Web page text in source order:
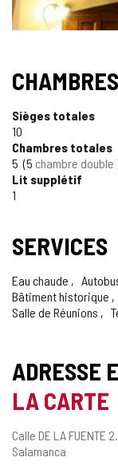
Sièges totales
10
Chambres totales
5 5 chambre double
Lit supplétif
1
SERVICES
Eau chaude
Bâtiment historique
Salle de Réunions
ADRESSE
LA CARTE
Adresse
postale
Calle DE LA FUENTE 2.
Salamanca